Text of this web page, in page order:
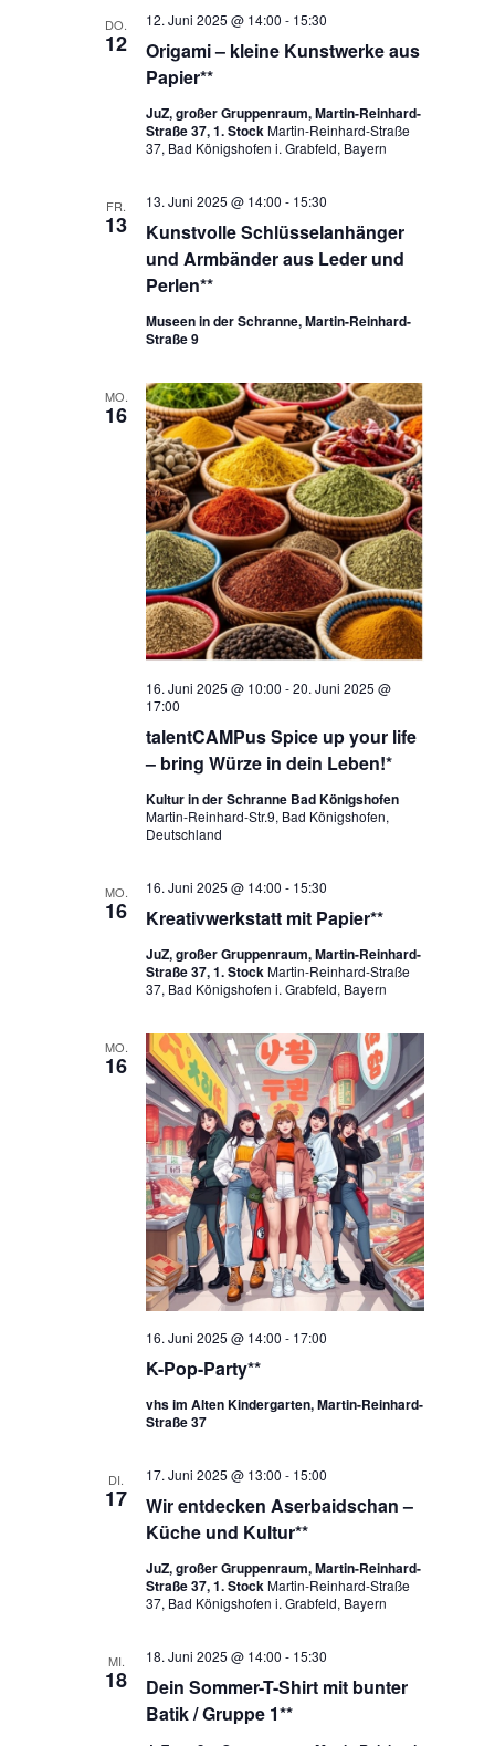
DO.
12
Origami – kleine Kunstwerke aus
Papier**
12. Juni 2025 @ 14:00 - 15:30
JuZ, großer Gruppenraum, Martin-Reinhard-
Straße 37, 1. StockMartin-Reinhard-Straße
37, Bad Königshofen i. Grabfeld, Bayern
FR.
13
Kunstvolle Schlüsselanhänger
und Armbänder aus Leder und
Perlen**
13. Juni 2025 @ 14:00 - 15:30
Museen in der Schranne, Martin-Reinhard-
Straße 9
MO.
16
talentCAMPus Spice up your life
– bring Würze in dein Leben!*
16. Juni 2025 @ 10:00 -20. Juni 2025 @
17:00
Kultur in der Schranne Bad Königshofen
Martin-Reinhard-Str.9, Bad Königshofen,
Deutschland
MO.
16 Kreativwerkstatt mit Papier**
16. Juni 2025 @ 14:00 - 15:30
JuZ, großer Gruppenraum, Martin-Reinhard-
Straße 37, 1. StockMartin-Reinhard-Straße
37, Bad Königshofen i. Grabfeld, Bayern
MO.
16
K-Pop-Party**
16. Juni 2025 @ 14:00 - 17:00
vhs im Alten Kindergarten, Martin-Reinhard-
Straße 37
DI.
17
Wir entdecken Aserbaidschan –
Küche und Kultur**
17. Juni 2025 @ 13:00 - 15:00
JuZ, großer Gruppenraum, Martin-Reinhard-
Straße 37, 1. StockMartin-Reinhard-Straße
37, Bad Königshofen i. Grabfeld, Bayern
MI.
18
Dein Sommer-T-Shirt mit bunter
Batik / Gruppe 1**
18. Juni 2025 @ 14:00 - 15:30